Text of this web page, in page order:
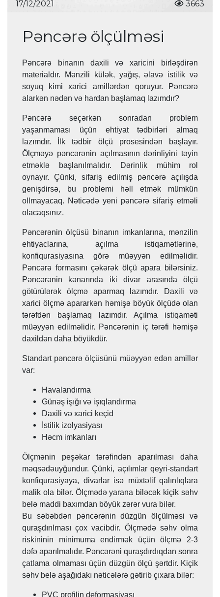
3663
17/12/2021
Pəncərə ölçülməsi
Pəncərə binanın daxili və xaricini birləşdirən
materialdır. Mənzili külək, yağış, əlavə istilik və
soyuq kimi xarici amillərdən qoruyur. Pəncərə
alarkən nədən və hardan başlamaq lazımdır?
Pəncərə seçərkən sonradan problem
yaşanmaması üçün ehtiyat tədbirləri almaq
lazımdır. İlk tədbir ölçü prosesindən başlayır.
Ölçməyə pəncərənin açılmasının dərinliyini təyin
etməklə başlanılmalıdır. Dərinlik mühim rol
oynayır. Çünki, sifariş edilmiş pəncərə açılışda
genişdirsə, bu problemi həll etmək mümkün
ollmayacaq. Nəticədə yeni pəncərə sifariş etməli
olacaqsınız.
Pəncərənin ölçüsü binanın imkanlarına, mənzilin
ehtiyaclarına, açılma istiqamətlərinə,
konfiqurasiyasına görə müəyyən edilməlidir.
Pəncərə formasını çəkərək ölçü apara bilərsiniz.
Pəncərənin kənarında iki divar arasında ölçü
götürülərək ölçmə aparmaq lazımdır. Daxili və
xarici ölçmə apararkən həmişə böyük ölçüdə olan
tərəfdən başlamaq lazımdır. Açılma istiqaməti
müəyyən edilməlidir. Pəncərənin iç tərəfi həmişə
daxildən daha böyükdür.
Standart pəncərə ölçüsünü müəyyən edən amillər
var:
Havalandırma
Günəş işığı və işıqlandırma
Daxili və xarici keçid
İstilik izolyasiyası
Həcm imkanları
Ölçmənin peşəkar tərəfindən aparılması daha
məqsədəuyğundur. Çünki, açılımlar qeyri-standart
konfiqurasiyaya, divarlar isə müxtəlif qalınlıqlara
malik ola bilər. Ölçmədə yarana biləcək kiçik səhv
belə maddi baxımdan böyük zərər vura bilər.
Bu səbəbdən pəncərənin düzgün ölçülməsi və
quraşdırılması çox vacibdir. Ölçmədə səhv olma
riskininin minimuma endirmək üçün ölçmə 2-3
dəfə aparılmalıdır. Pəncərəni quraşdırdıqdan sonra
çatlama olmaması üçün düzgün ölçü şərtdir. Kiçik
səhv belə aşağıdakı nəticələrə gətirib çıxara bilər:
PVC profilin deformasiyası